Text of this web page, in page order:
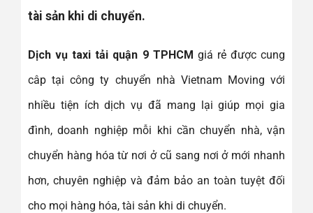
tài sản khi di chuyển.
Dịch vụ taxi tải quận 9 TPHCM giá rẻ được cung
câp tại công ty chuyển nhà Vietnam Moving với
nhiều tiện ích dịch vụ đã mang lại giúp mọi gia
đình, doanh nghiệp mỗi khi cần chuyển nhà, vận
chuyển hàng hóa từ nơi ở cũ sang nơi ở mới nhanh
hơn, chuyên nghiệp và đảm bảo an toàn tuyệt đối
cho mọi hàng hóa, tài sản khi di chuyển.